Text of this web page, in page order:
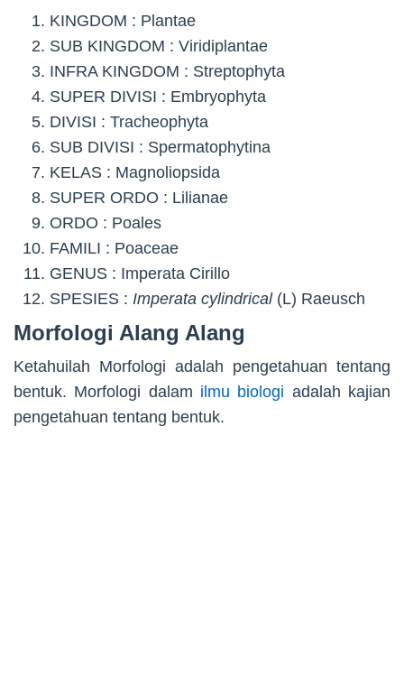
KINGDOM : Plantae
SUB KINGDOM : Viridiplantae
INFRA KINGDOM : Streptophyta
SUPER DIVISI : Embryophyta
DIVISI : Tracheophyta
SUB DIVISI : Spermatophytina
KELAS : Magnoliopsida
SUPER ORDO : Lilianae
ORDO : Poales
FAMILI : Poaceae
GENUS : Imperata Cirillo
SPESIES : Imperata cylindrical(L) Raeusch
Morfologi Alang Alang
Ketahuilah Morfologi adalah pengetahuan tentang
bentuk. Morfologi dalam ilmu biologi adalah kajian
pengetahuan tentang bentuk.